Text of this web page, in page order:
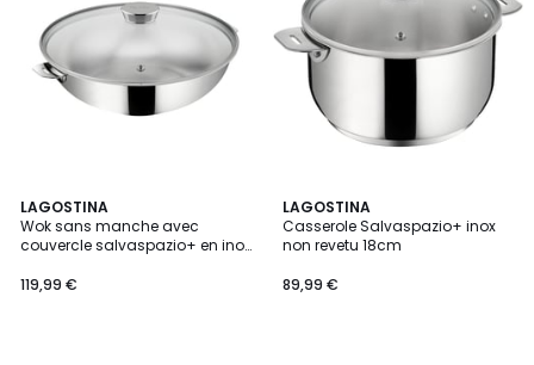
LAGOSTINA
Wok sans manche avec
couvercle salvaspazio+ en inox
119,99 €
LAGOSTINA
Casserole Salvaspazio+ inox
non revetu 18cm
89,99 €
4
/
5